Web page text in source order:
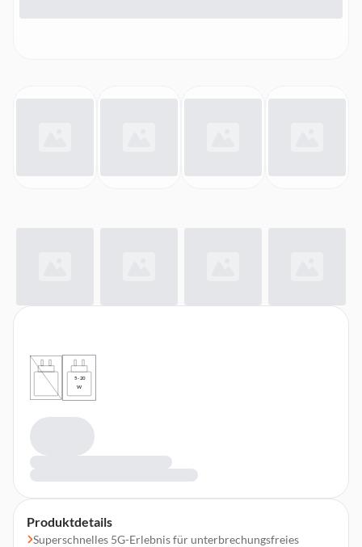
Produktdetails
Superschnelles 5G-Erlebnis für unterbrechungsfreies
5 - 20
W